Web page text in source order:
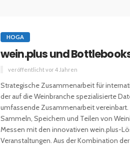
HOGA
wein.plus und
veröffentlicht vor 4 Jahren
Strategische Zusammenarbeit für
der auf die Weinbranche spezialisierte
umfassende Zusammenarbeit
Sammeln, Speichern und Teilen von
Messen mit den innovativen wein.plus-
Veranstaltungen. Aus der Kombination